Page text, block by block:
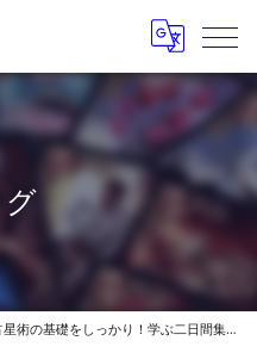
基礎をしっかり！学ぶ二日間集中講座in大阪占いサロンラブアンドライト